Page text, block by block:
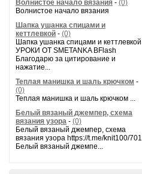
Волнистое начало вязания - (0)
Волнистое начало вязания
Шапка ушанка спицами и
кеттлевкой - (0)
Шапка ушанка спицами и кеттлевкой
УРОКИ ОТ SMETANKA BFlash
Благодарю за цитирование и
нажатие...
Теплая манишка и шаль крючком -
(0)
Теплая манишка и шаль крючком ...
Белый вязаный джемпер, схема
вязания узора - (0)
Белый вязаный джемпер, схема
вязания узора https://t.me/knit100/701
Белый вязаный джемпе...